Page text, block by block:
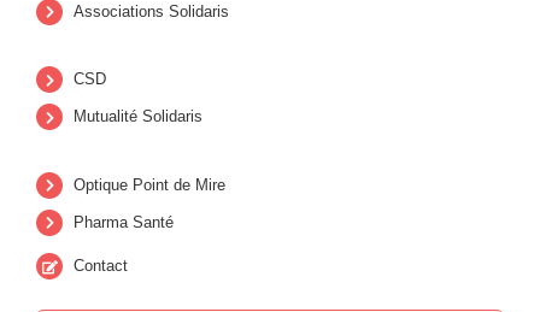
Associations Solidaris
CSD
Mutualité Solidaris
Optique Point de Mire
Pharma Santé
Contact